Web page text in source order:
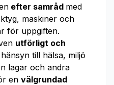
efter samråd med
maskiner och
för uppgiften.
utförligt och
till hälsa, miljö
lagar och andra
en välgrundad